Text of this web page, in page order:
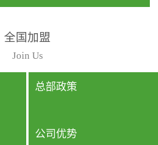
室
需
带
行国家规定的标准检测方
法，空气采样量准确，检
测结果可靠，远胜于其他
检测...
全国加盟
Join Us
总部政策
公司优势